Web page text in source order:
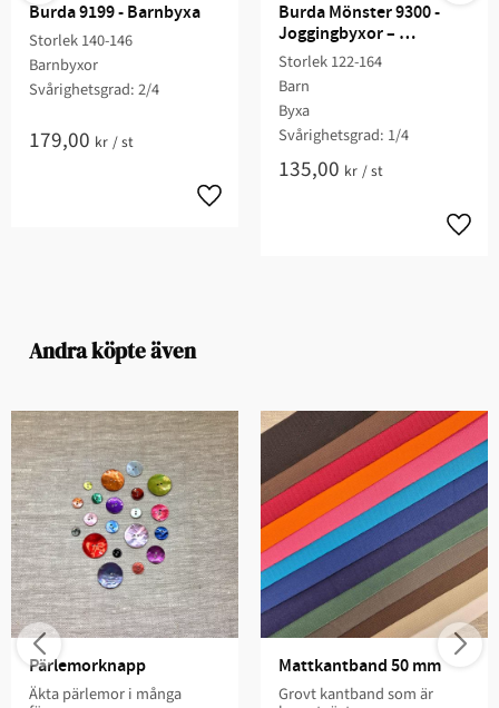
Burda 9199 - Barnbyxa
Storlek 140-146
Barnbyxor
Svårighetsgrad: 2/4
179,00 kr /st
Burda Mönster 9300 -
Joggingbyxor –
Resårmidja –
Träningsbyxor
Storlek 122-164
Barn
Byxa
Svårighetsgrad: 1/4​
135,00 kr /st
Andra köpte även
Pärlemorknapp
Äkta pärlemor i många
Mattkantband 50 mm
Grovt kantband som är